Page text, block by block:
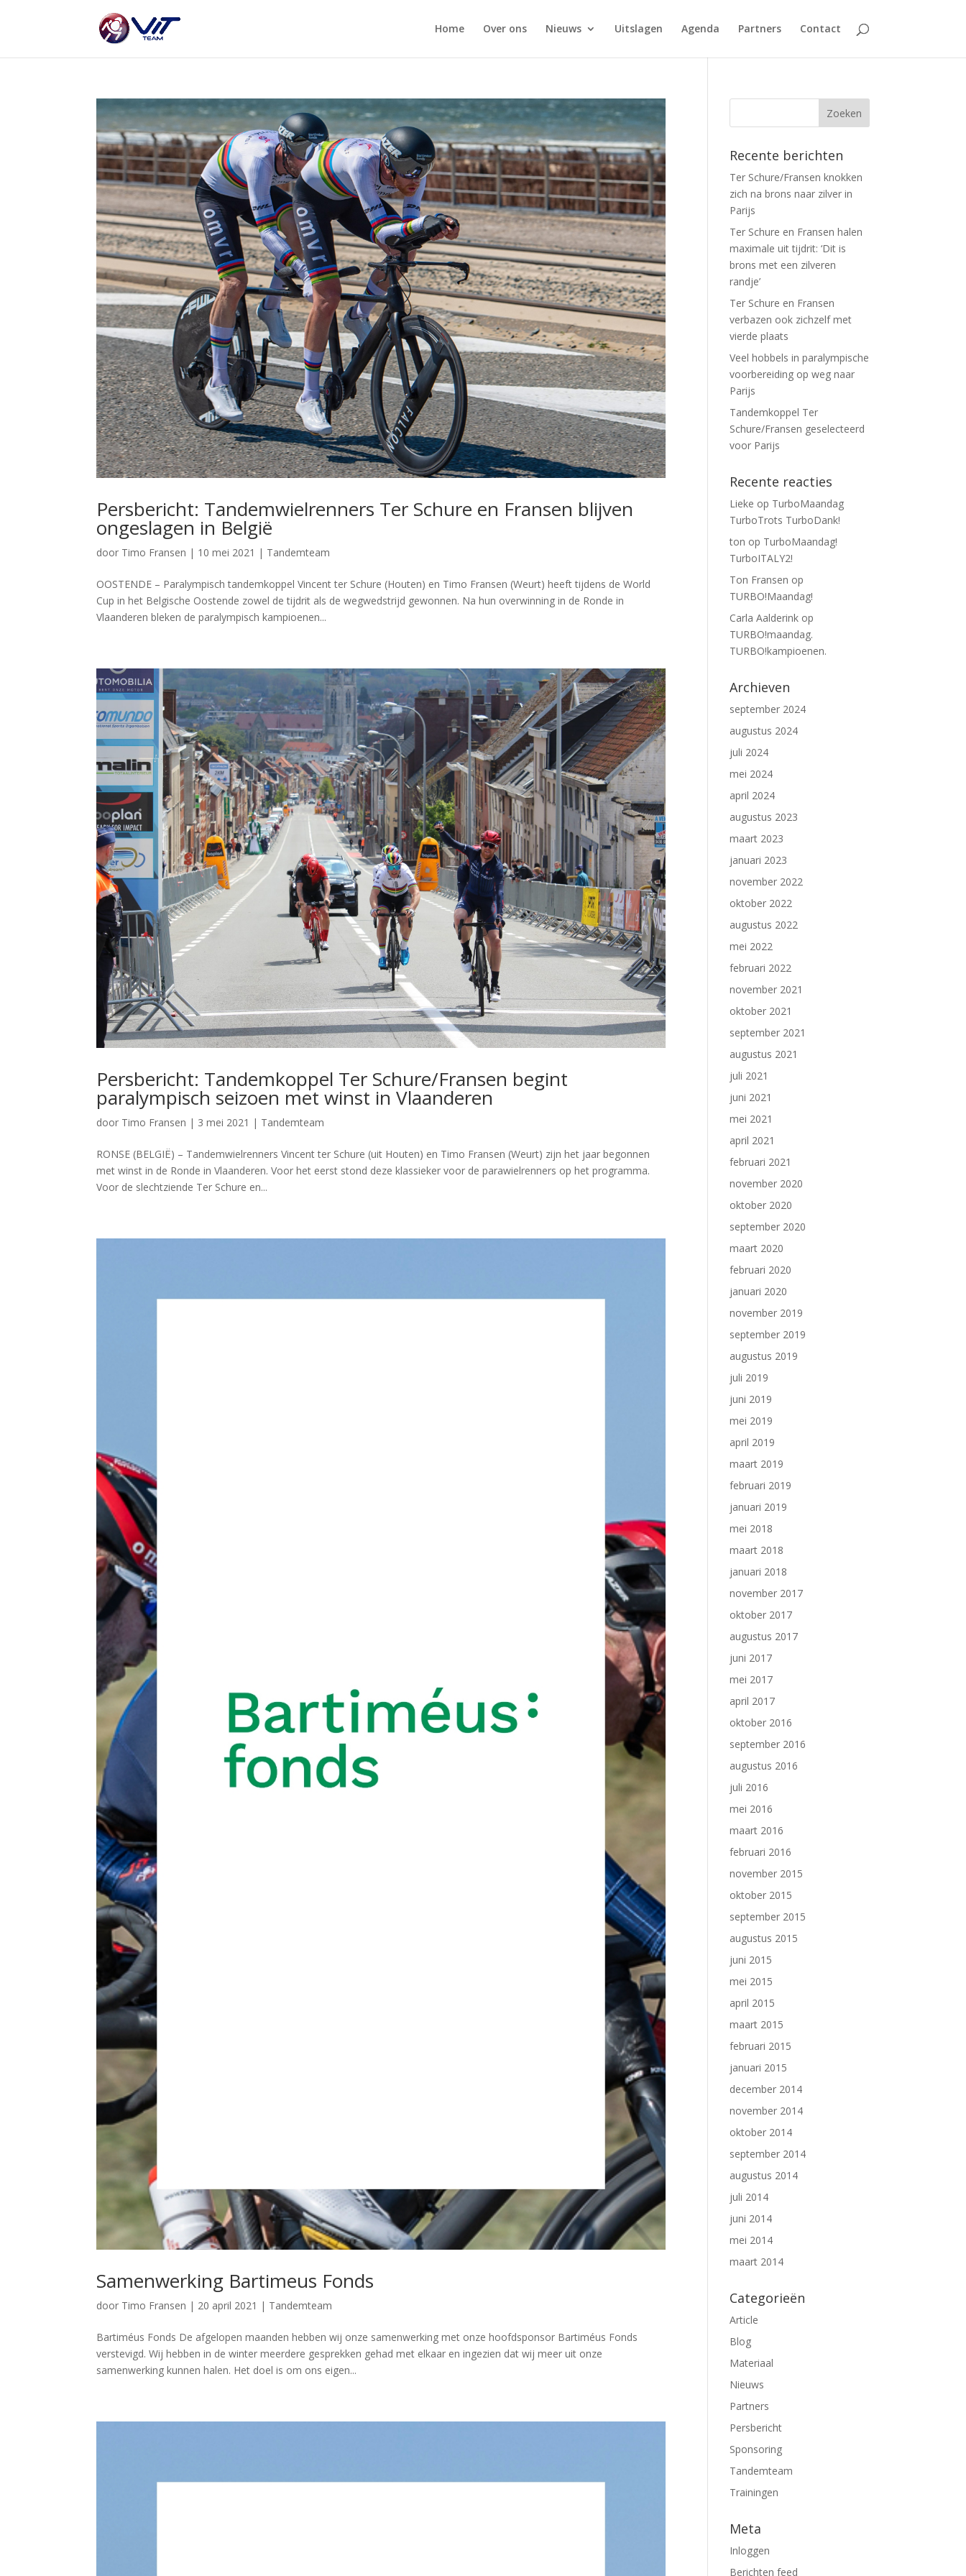
Home Over ons Nieuws Uitslagen Agenda Partners Contact
Persbericht: Tandemwielrenners Ter Schure en Fransen blijven
ongeslagen in België
door Timo Fransen | 10 mei 2021 | Tandemteam
OOSTENDE – Paralympisch tandemkoppel Vincent ter Schure (Houten) en Timo Fransen (Weurt) heeft tijdens de World
Cup in het Belgische Oostende zowel de tijdrit als de wegwedstrijd gewonnen. Na hun overwinning in de Ronde in
Vlaanderen bleken de paralympisch kampioenen...
Persbericht: Tandemkoppel Ter Schure/Fransen begint
paralympisch seizoen met winst in Vlaanderen
door Timo Fransen | 3 mei 2021 | Tandemteam
RONSE (BELGIË) – Tandemwielrenners Vincent ter Schure (uit Houten) en Timo Fransen (Weurt) zijn het jaar begonnen
met winst in de Ronde in Vlaanderen. Voor het eerst stond deze klassieker voor de parawielrenners op het programma.
Voor de slechtziende Ter Schure en...
Samenwerking Bartimeus Fonds
door Timo Fransen | 20 april 2021 | Tandemteam
Bartiméus Fonds De afgelopen maanden hebben wij onze samenwerking met onze hoofdsponsor Bartiméus Fonds
verstevigd. Wij hebben in de winter meerdere gesprekken gehad met elkaar en ingezien dat wij meer uit onze
samenwerking kunnen halen. Het doel is om ons eigen...
Recente berichten
Ter Schure/Fransen knokken
zich na brons naar zilver in
Parijs
Ter Schure en Fransen halen
maximale uit tijdrit: ‘Dit is
brons met een zilveren
randje’
Ter Schure en Fransen
verbazen ook zichzelf met
vierde plaats
Veel hobbels in paralympische
voorbereiding op weg naar
Parijs
Tandemkoppel Ter
Schure/Fransen geselecteerd
voor Parijs
Recente reacties
Lieke op TurboMaandag
TurboTrots TurboDank!
ton op TurboMaandag!
TurboITALY2!
Ton Fransen op
TURBO!Maandag!
Carla Aalderink op
TURBO!maandag.
TURBO!kampioenen.
Archieven
september 2024
augustus 2024
juli 2024
mei 2024
april 2024
augustus 2023
maart 2023
januari 2023
november 2022
oktober 2022
augustus 2022
mei 2022
februari 2022
november 2021
oktober 2021
september 2021
augustus 2021
juli 2021
juni 2021
mei 2021
april 2021
februari 2021
november 2020
oktober 2020
september 2020
maart 2020
februari 2020
januari 2020
november 2019
september 2019
augustus 2019
juli 2019
juni 2019
mei 2019
april 2019
maart 2019
februari 2019
januari 2019
mei 2018
maart 2018
januari 2018
november 2017
oktober 2017
augustus 2017
juni 2017
mei 2017
april 2017
oktober 2016
september 2016
augustus 2016
juli 2016
mei 2016
maart 2016
februari 2016
november 2015
oktober 2015
september 2015
augustus 2015
juni 2015
mei 2015
april 2015
maart 2015
februari 2015
januari 2015
december 2014
november 2014
oktober 2014
september 2014
augustus 2014
juli 2014
juni 2014
mei 2014
maart 2014
Categorieën
Article
Blog
Materiaal
Nieuws
Partners
Persbericht
Sponsoring
Tandemteam
Trainingen
Meta
Inloggen
Berichten feed